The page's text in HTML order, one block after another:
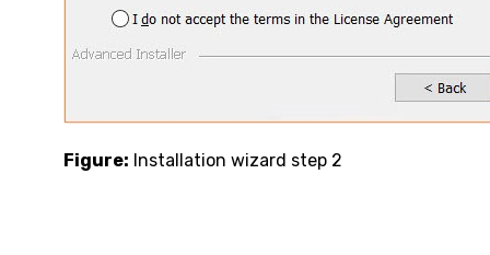
Figure: Installation wizard step 2